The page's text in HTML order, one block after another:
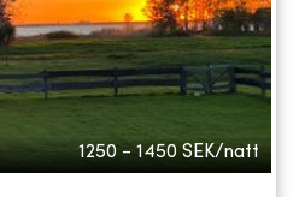
1250 - 1450 SEK/natt